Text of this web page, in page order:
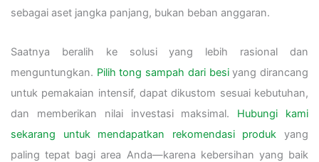
sebagai aset jangka panjang, bukan beban anggaran.
Saatnya beralih ke solusi yang lebih rasional dan
menguntungkan. Pilih tong sampah dari besiyang dirancang
untuk pemakaian intensif, dapat dikustom sesuai kebutuhan,
dan memberikan nilai investasi maksimal. Hubungi kami
sekarang untuk mendapatkan rekomendasi produk yang
paling tepat bagi area Anda—karena kebersihan yang baik